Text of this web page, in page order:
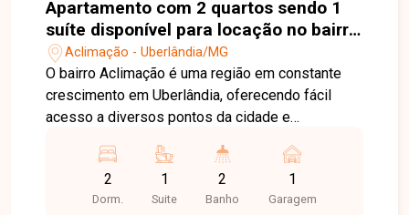
Apartamento com 2 quartos sendo 1
suíte disponível para locação no bairro
Aclimação em Uberlândia-MG
Aclimação - Uberlândia/MG
O bairro Aclimação é uma região em constante
crescimento em Uberlândia, oferecendo fácil
acesso a diversos pontos da cidade e
conveniências que proporcionam mais
praticidade ao dia a dia. Apartamento com
ambientes bem distribuídos, composto por sala,
2
Dorm.
1
Suite
2
Banho
1
Garagem